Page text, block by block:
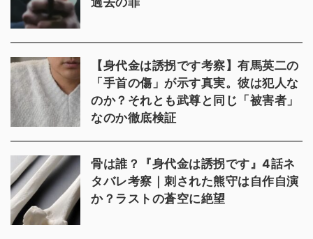
【身代金は誘拐です考察】有馬英二の
「手首の傷」が示す真実。彼は犯人な
のか？それとも武尊と同じ「被害者」
なのか徹底検証
骨は誰？『身代金は誘拐です』4話ネ
タバレ考察｜刺された熊守は自作自演
か？ラストの蒼空に絶望